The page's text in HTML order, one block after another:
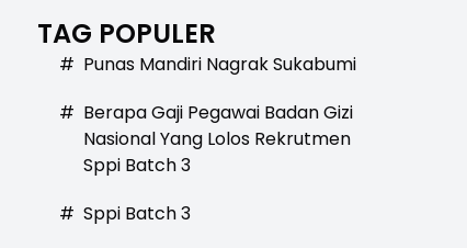
Relokasi
TAG POPULER
# Punas Mandiri Nagrak Sukabumi
# Berapa Gaji Pegawai Badan Gizi
Nasional Yang Lolos Rekrutmen
Sppi Batch 3
# Sppi Batch 3